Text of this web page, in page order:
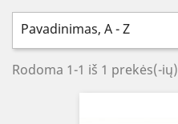
Pavadinimas, A - Z
Rodoma 1-1 iš 1 prekės(-ių)